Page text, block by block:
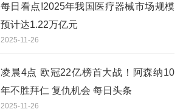
每日看点!2025年我国医疗器械市场规模
预计达1.22万亿元
2025-11-26
凌晨4点 欧冠22亿榜首大战！阿森纳10
年不胜拜仁 复仇机会 每日头条
2025-11-26